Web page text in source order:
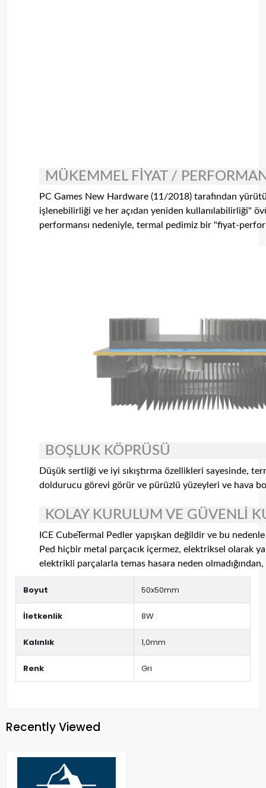
MÜKEMMEL FİYAT /
PC Games New Hardware (11/2018) tarafından
işlenebilirliği ve her açıdan yeniden kullanılabilirliği"
performansı nedeniyle, termal pedimiz bir "fiyat-
BOŞLUK KÖPRÜSÜ
Düşük sertliği ve iyi sıkıştırma özellikleri sayesinde,
doldurucu görevi görür ve pürüzlü yüzeyleri ve hava
KOLAY KURULUM VE GÜVENLİ
ICE CubeTermal Pedler yapışkan değildir ve bu
Ped hiçbir metal parçacık içermez, elektriksel olarak
elektrikli parçalarla temas hasara neden olmadığından,
Boyut 50x50mm
İletkenlik 8W
Kalınlık 1,0mm
Renk Gri
Recently Viewed